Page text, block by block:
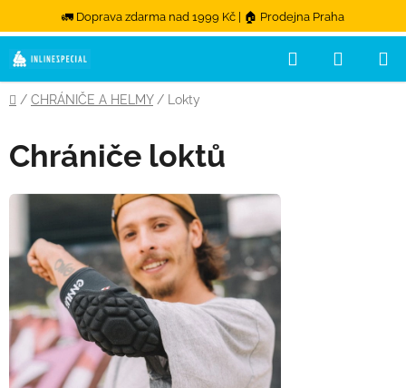
🚛 Doprava zdarma nad 1999 Kč | 🏠 Prodejna Praha
Přejít na obsah
Hledat
Domů
/ CHRÁNIČE A HELMY / Lokty
Chrániče loktů